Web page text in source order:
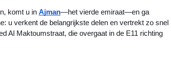
komt u in Ajman—het vierde emiraat—en ga
u verkent de belangrijkste delen en vertrekt zo snel
Al Maktoumstraat, die overgaat in de E11 richting